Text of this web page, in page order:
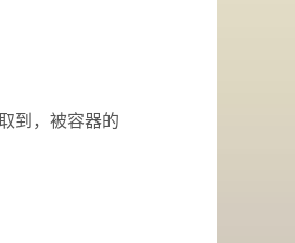
到，被容器的